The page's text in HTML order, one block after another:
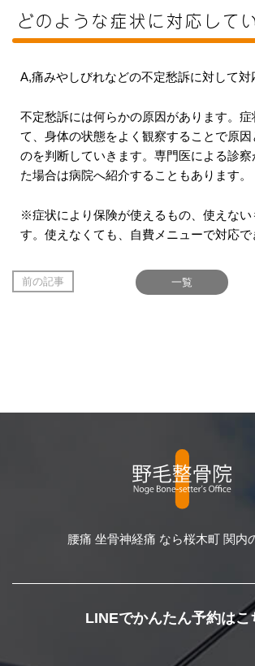
どのような症状に対応して
A,痛みやしびれなどの不定愁訴に対して対
不定愁訴には何らかの原因があります。症
て、身体の状態をよく観察することで原因
のを判断していきます。専門医による診察
た場合は病院へ紹介することもあります。
※症状により保険が使えるもの、使えない
す。使えなくても、自費メニューで対応で
前の記事 一覧
腰痛 坐骨神経痛 なら桜木町 関内
LINEでかんたん予約はこ